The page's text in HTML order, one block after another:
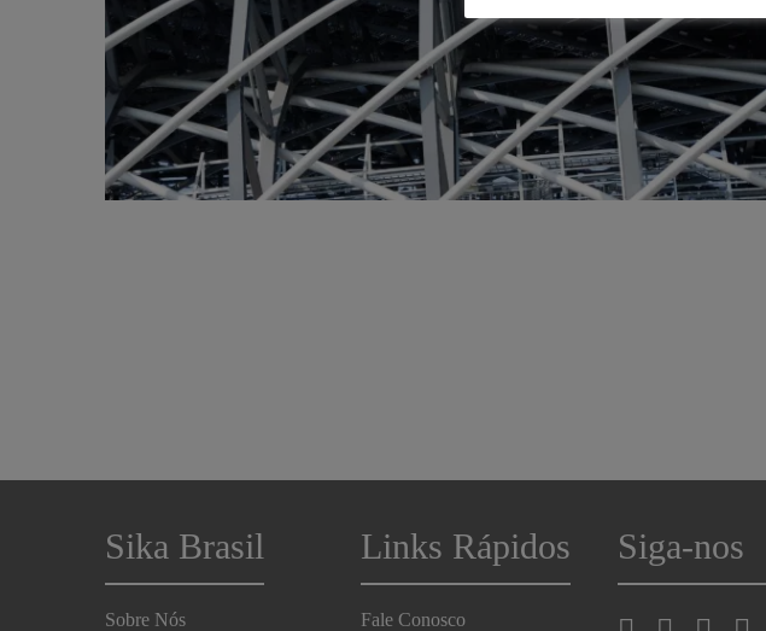
Sika Brasil
Sobre Nós
Links Rápidos
Fale Conosco
Siga-nos